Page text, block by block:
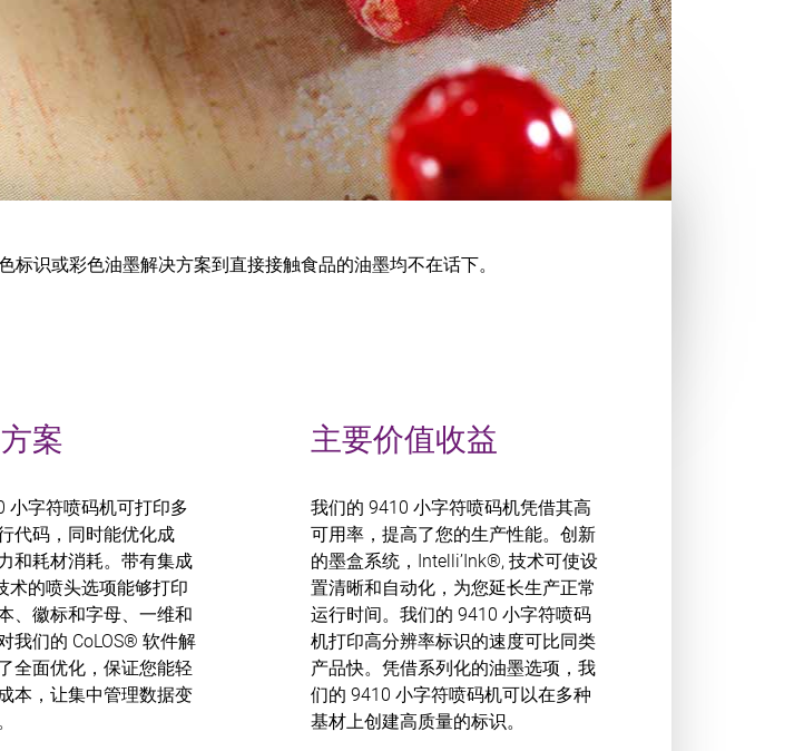
识或彩色油墨解决方案到直接接触食品的油墨均不在话下。
案
小字符喷码机可打印多
代码，同时能优化成
和耗材消耗。带有集成
术的喷头选项能够打印
、徽标和字母、一维和
我们的 CoLOS® 软件解
全面优化，保证您能轻
本，让集中管理数据变
主要价值收益
我们的 9410 小字符喷码机凭借其高
可用率，提高了您的生产性能。创新
的墨盒系统，Intelli’Ink®, 技术可使设
置清晰和自动化，为您延长生产正常
运行时间。我们的 9410 小字符喷码
机打印高分辨率标识的速度可比同类
产品快。凭借系列化的油墨选项，我
们的 9410 小字符喷码机可以在多种
基材上创建高质量的标识。